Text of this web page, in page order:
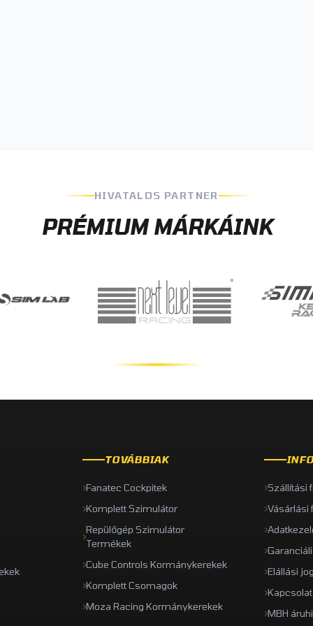
HIVATALOS PARTNER
PRÉMIUM MÁRKÁINK
TOVÁBBIAK
Fanatec Cockpitek
Komplett Szimulátor
Repülőgép Szimulátor
Termékek
Cube Controls Kormánykerekek
Komplett Csomagok
Moza Racing Kormánykerekek
Szállítási
Vásárlási
Elállási
Kapcsolat
MBH